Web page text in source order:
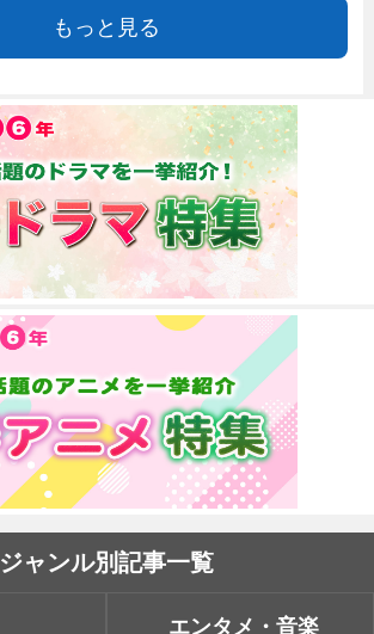
もっと見る
ジャンル別記事一覧
エンタメ・音楽